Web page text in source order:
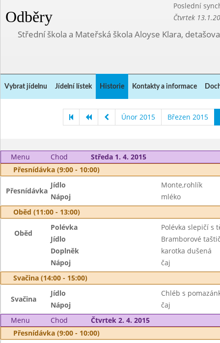
Odběry
Poslední
Čtvrtek
Střední škola a Mateřská škola Aloyse Klara,
Vybrat jídelnu Jídelní lístek Historie Kontakty a informace
Únor 2015 Březen 2015
Menu Chod
Středa 1. 4. 2015
Přesnídávka (9:00 - 10:00)
Přesnídávka
Jídlo
Monte,rohlík
Nápoj
mléko
Oběd (11:00 - 13:00)
Oběd
Polévka
Polévka slepičí s
Jídlo
Bramborové
Doplněk
karotka dušená
Nápoj
čaj
Svačina (14:00 - 15:00)
Svačina
Jídlo
Chléb s
Nápoj
čaj
Menu
Chod
Čtvrtek 2. 4. 2015
Přesnídávka (9:00 - 10:00)